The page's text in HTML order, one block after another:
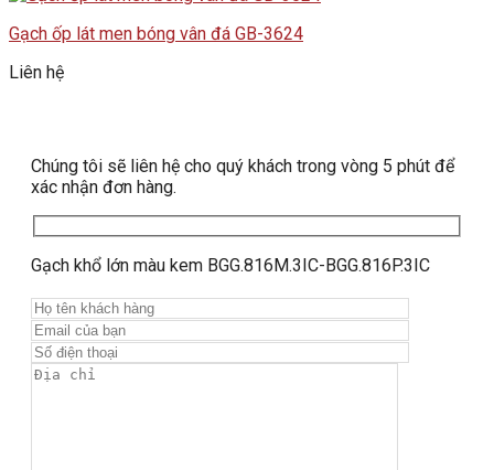
Gạch ốp lát men bóng vân đá GB-3624
Liên hệ
Chúng tôi sẽ liên hệ cho quý khách trong vòng 5 phút để
xác nhận đơn hàng.
Gạch khổ lớn màu kem BGG.816M.3IC-BGG.816P.3IC